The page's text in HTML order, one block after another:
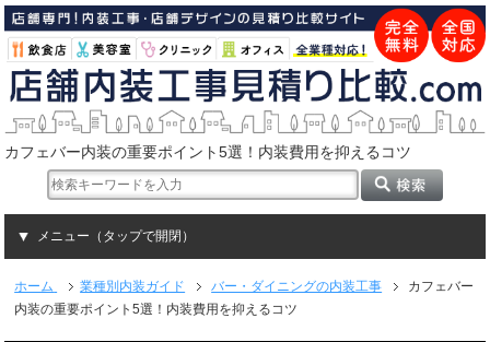
カフェバー内装の重要ポイント5選！内装費用を抑えるコツ
メニュー（タップで開閉）
ホーム 業種別内装ガイド バー・ダイニングの内装工事
カフェバー
内装の重要ポイント5選！内装費用を抑えるコツ